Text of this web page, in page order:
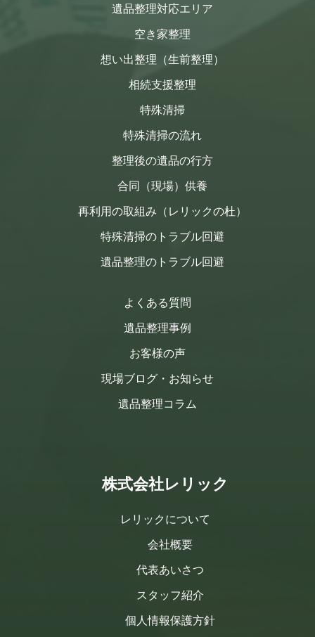
遺品整理対応エリア
空き家整理
想い出整理（生前整理）
相続支援整理
特殊清掃
特殊清掃の流れ
整理後の遺品の行方
合同（現場）供養
再利用の取組み（レリックの杜）
特殊清掃のトラブル回避
遺品整理のトラブル回避
よくある質問
遺品整理事例
お客様の声
現場ブログ・お知らせ
遺品整理コラム
株式会社レリック
レリックについて
会社概要
代表あいさつ
スタッフ紹介
個人情報保護方針